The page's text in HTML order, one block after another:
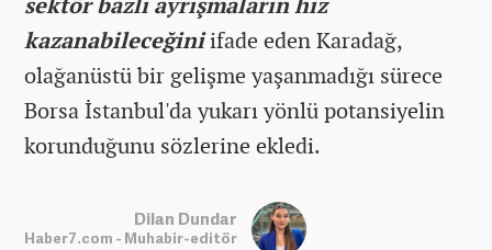
kazanabileceğiniifade eden Karadağ,
olağanüstü bir gelişme yaşanmadığı sürece
Borsa İstanbul'da yukarı yönlü potansiyelin
korunduğunu sözlerine ekledi.
Dilan Dundar
Haber7.com - Muhabir-editör